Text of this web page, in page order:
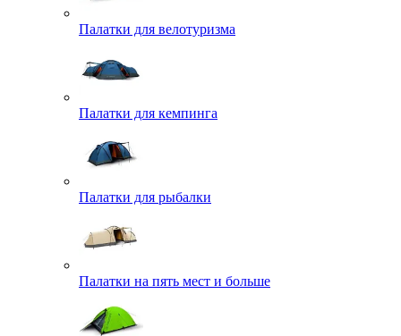
Палатки для велотуризма
Палатки для кемпинга
Палатки для рыбалки
Палатки на пять мест и больше